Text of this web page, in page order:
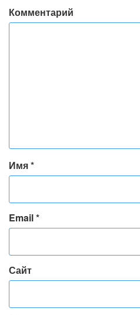
Комментарий
Имя*
Email*
Сайт